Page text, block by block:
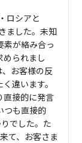
ロシアと
ました。未知
素が絡み合っ
められまし
お客様の反
違います。
直接的に発言
つも直接的
でした。た
て、お客さま